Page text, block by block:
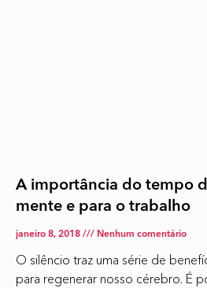
A importância do tempo
mente e para o trabalho
janeiro 8, 2018 Nenhum comentário
O silêncio traz uma série de
para regenerar nosso cérebro. É